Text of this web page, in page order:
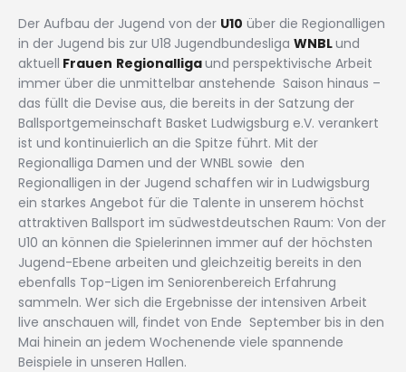
Der Aufbau der Jugend von der U10 über die Regionalligen
in der Jugend bis zur U18 Jugendbundesliga WNBLund
aktuell Frauen Regionalligaund perspektivische Arbeit
immer über die unmittelbar anstehende Saison hinaus –
das füllt die Devise aus, die bereits in der Satzung der
Ballsportgemeinschaft Basket Ludwigsburg e.V. verankert
ist und kontinuierlich an die Spitze führt. Mit der
Regionalliga Damen und der WNBL sowie den
Regionalligen in der Jugend schaffen wir in Ludwigsburg
ein starkes Angebot für die Talente in unserem höchst
attraktiven Ballsport im südwestdeutschen Raum: Von der
U10 an können die Spielerinnen immer auf der höchsten
Jugend-Ebene arbeiten und gleichzeitig bereits in den
ebenfalls Top-Ligen im Seniorenbereich Erfahrung
sammeln. Wer sich die Ergebnisse der intensiven Arbeit
live anschauen will, findet von Ende September bis in den
Mai hinein an jedem Wochenende viele spannende
Beispiele in unseren Hallen.